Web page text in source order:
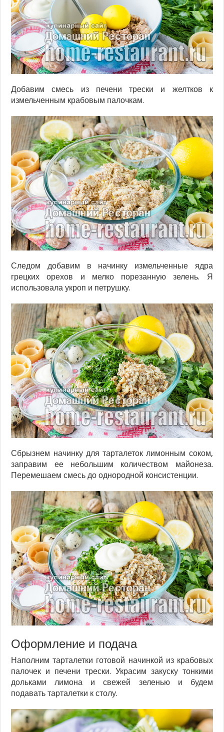
Добавим смесь из печени трески и желтков к
измельченным крабовым палочкам.
Следом добавим в начинку измельченные ядра
грецких орехов и мелко порезанную зелень. Я
использовала укроп и петрушку.
Сбрызнем начинку для тарталеток лимонным соком,
заправим ее небольшим количеством майонеза.
Перемешаем смесь до однородной консистенции.
Оформление и подача
Наполним тарталетки готовой начинкой из крабовых
палочек и печени трески. Украсим закуску тонкими
дольками лимона и свежей зеленью и будем
подавать тарталетки к столу.